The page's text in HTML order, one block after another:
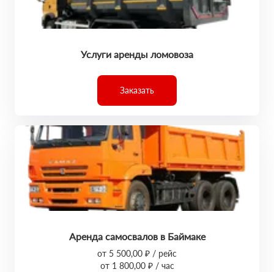
Услуги аренды ломовоза
Заказать
Аренда самосвалов в Баймаке
от 5 500,00 ₽ / рейс
от 1 800,00 ₽ / час